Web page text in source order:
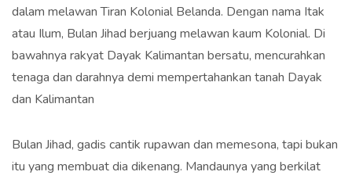
dalam melawan Tiran Kolonial Belanda. Dengan nama Itak
atau Ilum, Bulan Jihad berjuang melawan kaum Kolonial. Di
bawahnya rakyat Dayak Kalimantan bersatu, mencurahkan
tenaga dan darahnya demi mempertahankan tanah Dayak
dan Kalimantan
Bulan Jihad, gadis cantik rupawan dan memesona, tapi bukan
itu yang membuat dia dikenang. Mandaunya yang berkilat